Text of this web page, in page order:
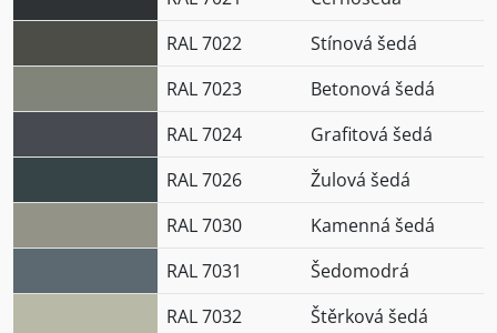
RAL 7022
Stínová šedá
RAL 7023
Betonová šedá
RAL 7024
Grafitová šedá
RAL 7026
Žulová šedá
RAL 7030
Kamenná šedá
RAL 7031
Šedomodrá
RAL 7032
Štěrková šedá